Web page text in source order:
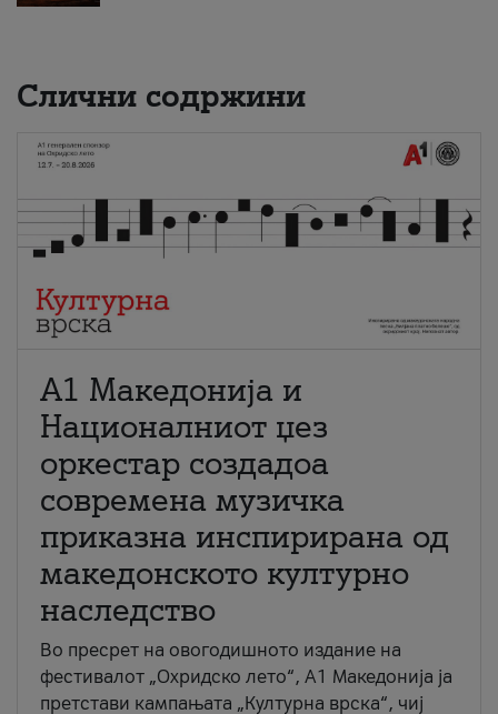
Слични содржини
А1 Македонија и
Националниот џез
оркестар создадоа
современа музичка
приказна инспирирана од
македонското културно
наследство
Во пресрет на овогодишното издание на
фестивалот „Охридско лето“, А1 Македонија ја
претстави кампањата „Културна врска“, чиј